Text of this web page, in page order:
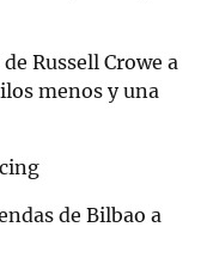
Russell Crowe a
menos y una
de Bilbao a